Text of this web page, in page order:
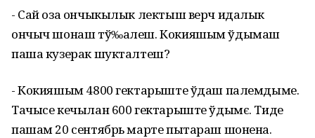
- Сай оза ончыкылык лектыш верч идалык
ончыч шонаш тў‰алеш. Кокияшым ўдымаш
паша кузерак шукталтеш?
- Кокияшым 4800 гектарыште ўдаш палемдыме.
Тачысе кечылан 600 гектарыште ўдымє. Тиде
пашам 20 сентябрь марте пытараш шонена.